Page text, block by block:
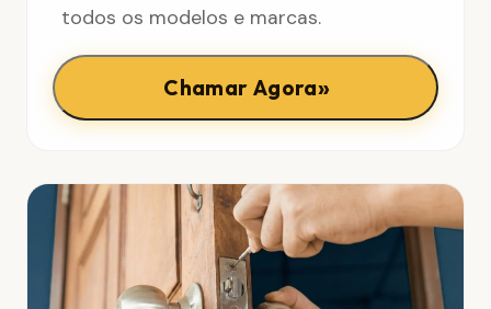
todos os modelos e marcas.
Chamar Agora»